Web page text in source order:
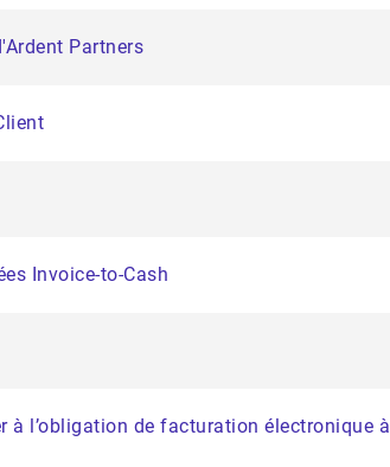
Partners
Invoice-to-Cash
à l’obligation de facturation électronique à